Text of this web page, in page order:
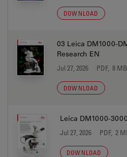
DOWNLOAD
03 Leica DM1000-
Research EN
Jul 27, 2026 PDF, 8 MB
DOWNLOAD
Leica DM1000-
Jul 27, 2026 PDF, 2
DOWNLOAD